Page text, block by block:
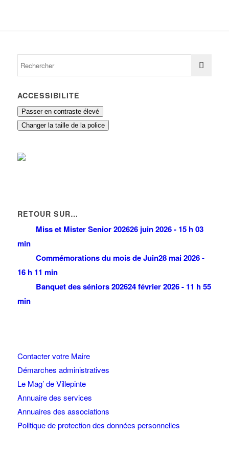
ACCESSIBILITÉ
Passer en contraste élevé
Changer la taille de la police
RETOUR SUR…
Miss et Mister Senior 202626 juin 2026 - 15 h 03
min
Commémorations du mois de Juin28 mai 2026 -
16 h 11 min
Banquet des séniors 202624 février 2026 - 11 h 55
min
Contacter votre Maire
Démarches administratives
Le Mag’ de Villepinte
Annuaire des services
Annuaires des associations
Politique de protection des données personnelles